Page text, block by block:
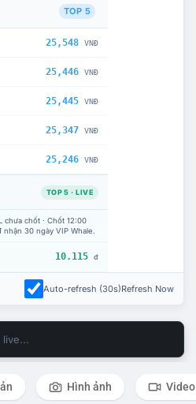
TOP 5
25,548 VNĐ
25,446 VNĐ
25,445 VNĐ
25,347 VNĐ
25,246 VNĐ
TOP 5 · LIVE
chưa chốt · Chốt 12:00
30 ngày VIP Whale.
10.115 đ
Auto-refresh (30s)Refresh Now
live...
Hình ảnh Video